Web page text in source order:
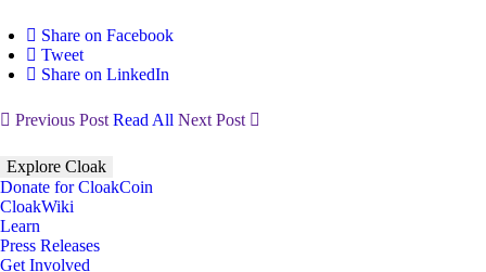
Share on Facebook
Tweet
Share on LinkedIn
Previous Post Read All Next Post
Explore Cloak
Donate for CloakCoin
CloakWiki
Learn
Press Releases
Get Involved